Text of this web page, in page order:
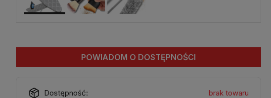
POWIADOM O DOSTĘPNOŚCI
Dostępność: brak towaru